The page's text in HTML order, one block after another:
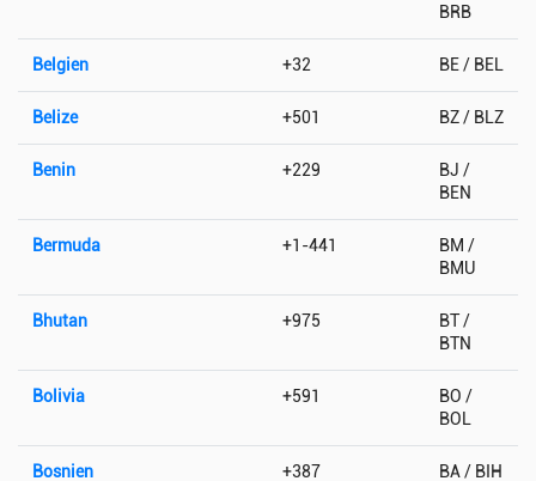
BRB
Belgien +32 BE / BEL
Belize +501 BZ / BLZ
Benin +229
BJ /
BEN
Bermuda +1-441
BM /
BMU
Bhutan +975
BT /
BTN
Bolivia +591
BO /
BOL
Bosnien +387 BA / BIH